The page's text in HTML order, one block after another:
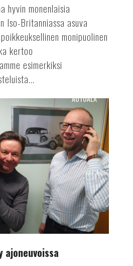
hyvin monenlaisia
Iso-Britanniassa asuva
monipuolinen
kertoo
esimerkiksi
AUTOALA